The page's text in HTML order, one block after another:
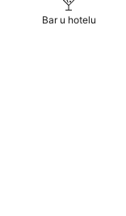
Bar u hotelu